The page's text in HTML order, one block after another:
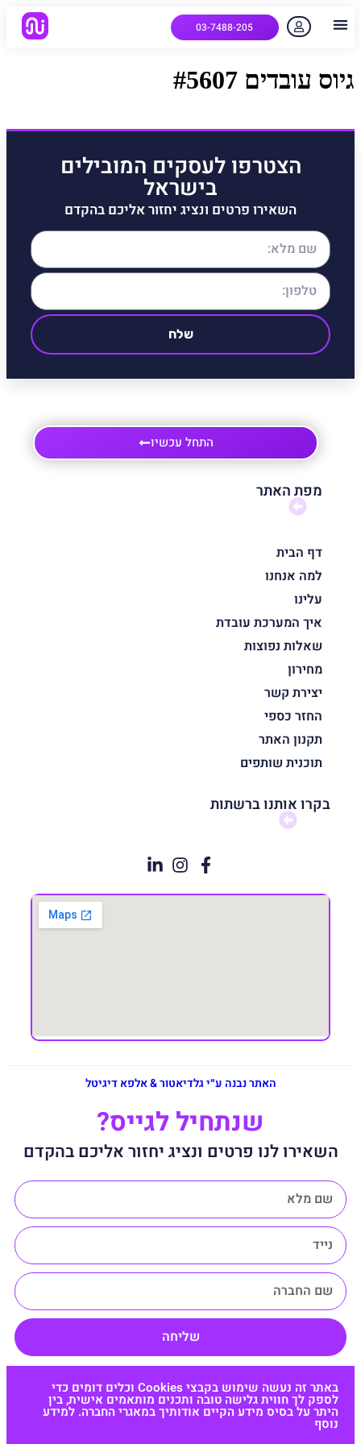
03-7488-205
גיוס עובדים #5607
הצטרפו לעסקים המובילים
בישראל
השאירו פרטים ונציג יחזור אליכם בהקדם
שלח
התחל עכשיו
מפת האתר
דף הבית
למה אנחנו
עלינו
איך המערכת עובדת
שאלות נפוצות
מחירון
יצירת קשר
החזר כספי
תקנון האתר
תוכנית שותפים
בקרו אותנו ברשתות
האתר נבנה ע״י גלדיאטור & אלפא דיגיטל
שנתחיל לגייס?
השאירו לנו פרטים ונציג יחזור אליכם בהקדם
שליחה
באתר זה נעשה שימוש בקבצי Cookies וכלים דומים כדי
לספק לך חווית גלישה טובה ותכנים מותאמים אישית, בין
היתר על בסיס מידע הקיים אודותיך במאגרי החברה. למידע
נוסף